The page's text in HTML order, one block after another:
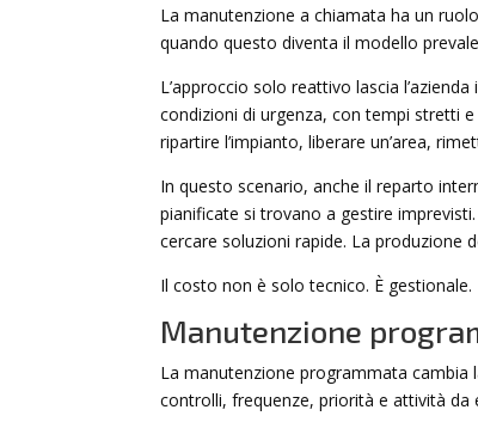
La manutenzione a chiamata ha un
quando questo diventa il modello
L’approccio solo reattivo lascia
condizioni di urgenza, con tempi stretti
ripartire l’impianto, liberare un’area,
In questo scenario, anche il reparto
pianificate si trovano a gestire
cercare soluzioni rapide. La produzione
Il costo non è solo tecnico. È gestionale.
Manutenzione
La manutenzione programmata cambia
controlli, frequenze, priorità e attività da